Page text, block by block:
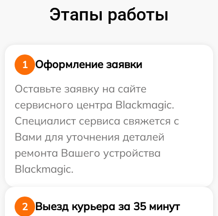
Этапы работы
1
Оформление заявки
Оставьте заявку на сайте
сервисного центра Blackmagic.
Специалист сервиса свяжется с
Вами для уточнения деталей
ремонта Вашего устройства
Blackmagic.
2
Выезд курьера за 35 минут